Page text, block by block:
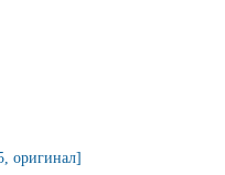
оригинал]